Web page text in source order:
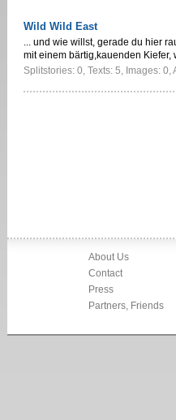
Wild Wild East
... und wie willst, gerade du hier
mit einem bärtig,kauenden
Splitstories: 0, Texts: 5, Images: 0,
About Us
Contact
Press
Partners, Friends